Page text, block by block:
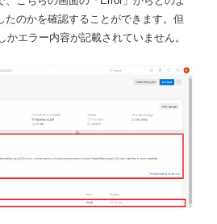
たのかを確認することができます。但
かエラー内容が記載されていません。